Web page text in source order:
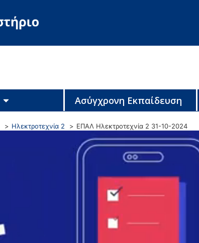
Ασύγχρονη Εκπαίδευση
Ηλεκτροτεχνία 2 ΕΠΑΛ Ηλεκτροτεχνία 2 31-10-2024